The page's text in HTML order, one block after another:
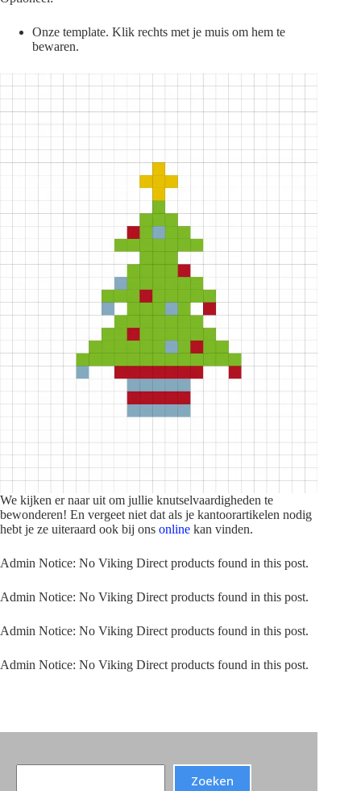
Onze template. Klik rechts met je muis om hem te
bewaren.
We kijken er naar uit om jullie knutselvaardigheden te
bewonderen! En vergeet niet dat als je kantoorartikelen nodig
hebt je ze uiteraard ook bij ons online kan vinden.
Admin Notice: No Viking Direct products found in this post.
Admin Notice: No Viking Direct products found in this post.
Admin Notice: No Viking Direct products found in this post.
Admin Notice: No Viking Direct products found in this post.
Zoeken